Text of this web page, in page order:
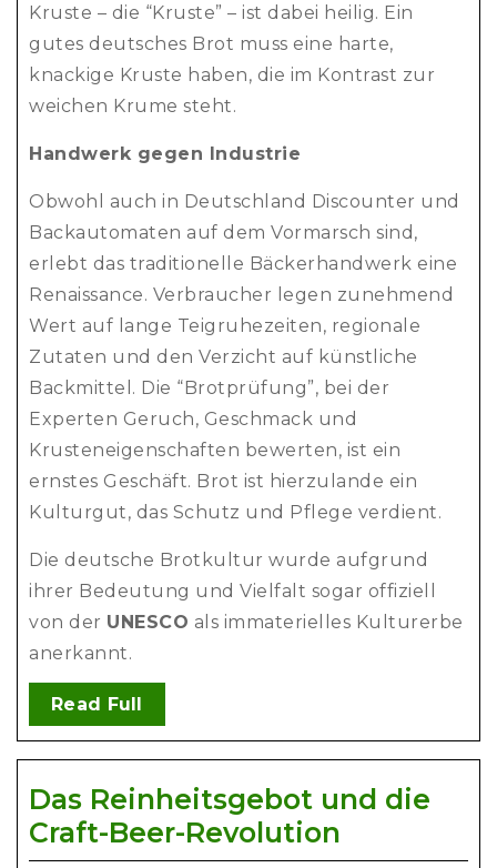
Kruste – die “Kruste” – ist dabei heilig. Ein
gutes deutsches Brot muss eine harte,
knackige Kruste haben, die im Kontrast zur
weichen Krume steht.
Handwerk gegen Industrie
Obwohl auch in Deutschland Discounter und
Backautomaten auf dem Vormarsch sind,
erlebt das traditionelle Bäckerhandwerk eine
Renaissance. Verbraucher legen zunehmend
Wert auf lange Teigruhezeiten, regionale
Zutaten und den Verzicht auf künstliche
Backmittel. Die “Brotprüfung”, bei der
Experten Geruch, Geschmack und
Krusteneigenschaften bewerten, ist ein
ernstes Geschäft. Brot ist hierzulande ein
Kulturgut, das Schutz und Pflege verdient.
Die deutsche Brotkultur wurde aufgrund
ihrer Bedeutung und Vielfalt sogar offiziell
von der UNESCO als immaterielles Kulturerbe
anerkannt.
Read Full
Das Reinheitsgebot und die
Craft-Beer-Revolution